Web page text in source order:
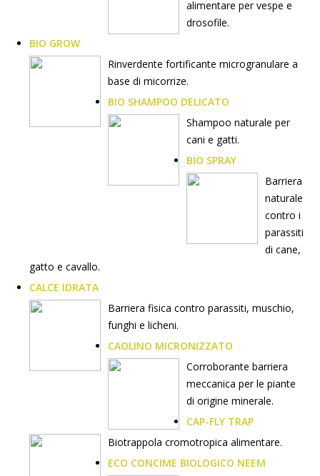
alimentare per vespe e
drosofile.
BIO GROW
Rinverdente fortificante microgranulare a
base di micorrize.
BIO SHAMPOO DELICATO
Shampoo naturale per
cani e gatti.
BIO SPRAY
Barriera
naturale
contro i
parassiti
di cane,
gatto e cavallo.
CALCE IDRATA
Barriera fisica contro parassiti, muschio,
funghi e licheni.
CAOLINO MICRONIZZATO
Corroborante barriera
meccanica per le piante
di origine minerale.
CAP-FLY TRAP
Biotrappola cromotropica alimentare.
ECO CONCIME BIOLOGICO NEEM